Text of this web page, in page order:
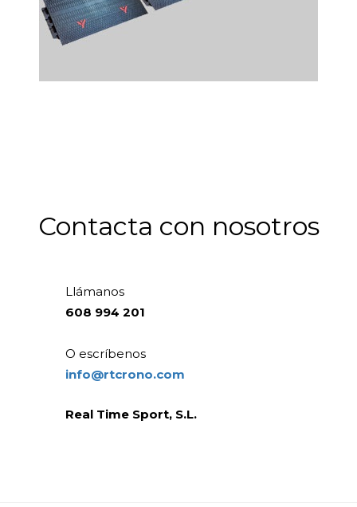
Contacta con nosotros
Llámanos
608 994 201
O escríbenos
info@rtcrono.com
Real Time Sport, S.L.